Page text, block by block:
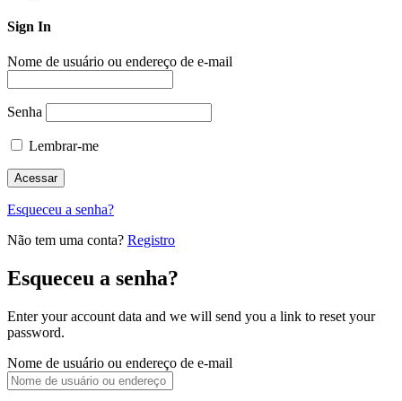
Sign In
Nome de usuário ou endereço de e-mail
Senha
Lembrar-me
Esqueceu a senha?
Não tem uma conta? Registro
Esqueceu a senha?
Enter your account data and we will send you a link to reset your
password.
Nome de usuário ou endereço de e-mail